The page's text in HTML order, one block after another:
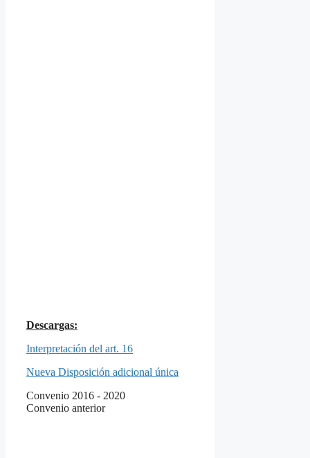
Descargas:
Interpretación del art. 16
Nueva Disposición adicional única
Convenio 2016 - 2020
Convenio anterior